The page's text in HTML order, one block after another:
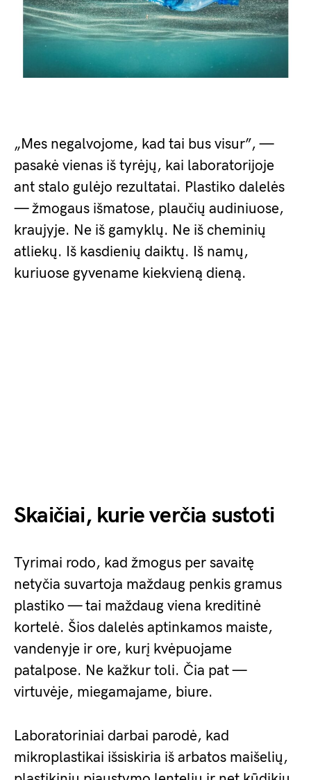
„Mes negalvojome, kad tai bus visur”, —
pasakė vienas iš tyrėjų, kai laboratorijoje
ant stalo gulėjo rezultatai. Plastiko dalelės
— žmogaus išmatose, plaučių audiniuose,
kraujyje. Ne iš gamyklų. Ne iš cheminių
atliekų. Iš kasdienių daiktų. Iš namų,
kuriuose gyvename kiekvieną dieną.
Skaičiai, kurie verčia sustoti
Tyrimai rodo, kad žmogus per savaitę
netyčia suvartoja maždaug penkis gramus
plastiko — tai maždaug viena kreditinė
kortelė. Šios dalelės aptinkamos maiste,
vandenyje ir ore, kurį kvėpuojame
patalpose. Ne kažkur toli. Čia pat —
virtuvėje, miegamajame, biure.
Laboratoriniai darbai parodė, kad
mikroplastikai išsiskiria iš arbatos maišelių,